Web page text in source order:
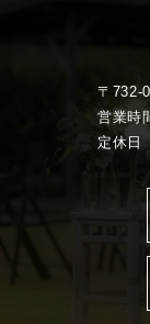
〒732-
営業時
定休日